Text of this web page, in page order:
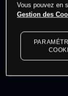
Les prix
dernières
Vous pouvez en
Gestion des